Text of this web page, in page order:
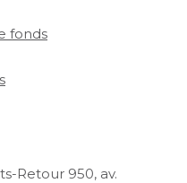
fonds
Retour 950, av.